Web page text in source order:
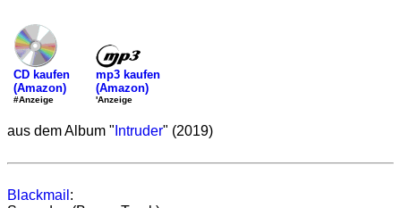
CD kaufen
(Amazon)
#Anzeige
mp3 kaufen
(Amazon)
'Anzeige
aus dem Album " Intruder" (2019)
Blackmail :